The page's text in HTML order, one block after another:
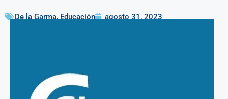
De la Garma, Educación agosto 31, 2023